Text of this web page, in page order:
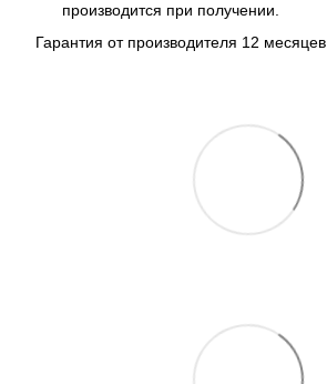
производится при получении.
Гарантия от производителя 12 месяцев